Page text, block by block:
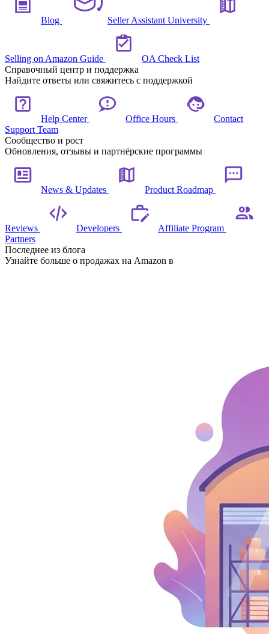
Blog Seller Assistant University
Selling on Amazon Guide
OA Check List
Справочный центр и поддержка
Найдите ответы или свяжитесь с поддержкой
Help Center Office Hours
Contact
Support Team
Сообщество и рост
Обновления, отзывы и партнёрские программы
News & Updates Product Roadmap
Reviews Developers
Affiliate Program
Partners
Последнее из блога
Узнайте больше о продажах на Amazon в